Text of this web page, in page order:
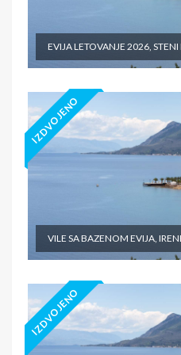
EVIJA LETOVANJE 2026, STENI
IZDVOJENO
VILE SA BAZENOM EVIJA,
IZDVOJENO